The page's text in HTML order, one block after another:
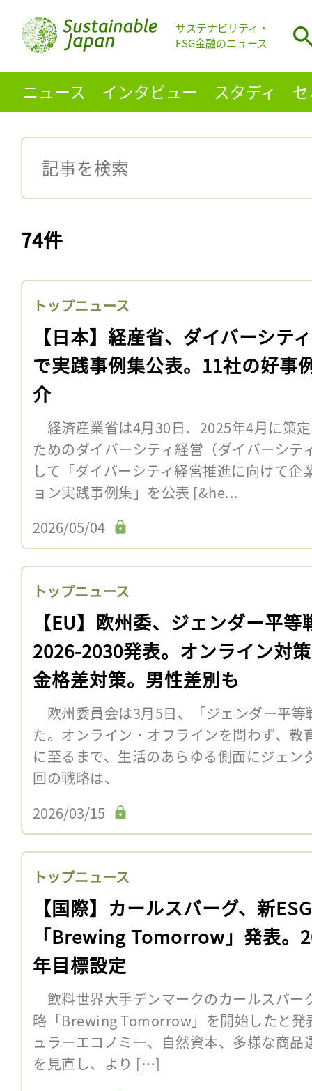
サステナビリティ・
ESG金融のニュース
ニュース インタビュー スタディ
74件
トップニュース
【日本】経産省、ダイバーシテ
で実践事例集公表。11社の好事
介
経済産業省は4月30日、2025年4月に策
ためのダイバーシティ経営（ダイバーシテ
して「ダイバーシティ経営推進に向けて企
ョン実践事例集」を公表 [&he...
2026/05/04
トップニュース
【EU】欧州委、ジェンダー平等
2026-2030発表。オンライン対
金格差対策。男性差別も
欧州委員会は3月5日、「ジェンダー平
た。オンライン・オフラインを問わず、
に至るまで、生活のあらゆる側面にジェ
回の戦略は、
2026/03/15
トップニュース
【国際】カールスバーグ、新
「Brewing Tomorrow」発表。
年目標設定
飲料世界大手デンマークのカールスバー
略「Brewing Tomorrow」を開始したと発
ュラーエコノミー、自然資本、多様な商
を見直し、より […]